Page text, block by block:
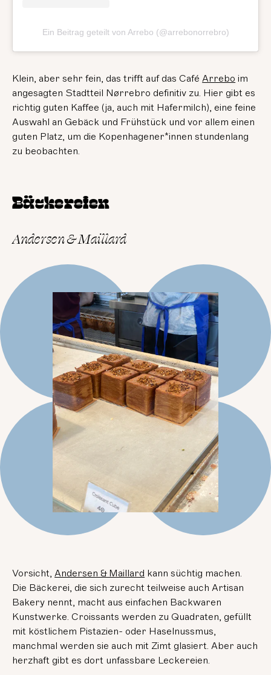
Ein Beitrag geteilt von Arrebo (@arrebonorrebro)
Klein, aber sehr fein, das trifft auf das CaféArrebo im
angesagten Stadtteil Nørrebro definitiv zu. Hier gibt es
richtig guten Kaffee (ja, auch mit Hafermilch), eine feine
Auswahl an Gebäck und Frühstück und vor allem einen
guten Platz, um die Kopenhagener*innen stundenlang
zu beobachten.
Bäckereien
Andersen & Maillard
Vorsicht,Andersen & Maillard kann süchtig machen.
Die Bäckerei, die sich zurecht teilweise auch Artisan
Bakery nennt, macht aus einfachen Backwaren
Kunstwerke. Croissants werden zu Quadraten, gefüllt
mit köstlichem Pistazien- oder Haselnussmus,
manchmal werden sie auch mit Zimt glasiert. Aber auch
herzhaft gibt es dort unfassbare Leckereien.